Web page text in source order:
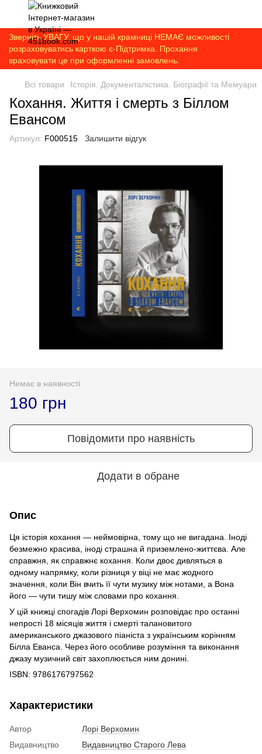
Зверніть УВАГУ, що у нашій крамниці НЕМАЄ можливості
розраховуватись карткою є-Підтримка. Прохання
враховувати це при оформленні замовлень.
Всі товари Історія. Документалістика. Біографії та Мемуари
Кохання. Життя і смерть з Біллом
Евансом
Артикул: F000515 Залишити відгук
Немає в наявності
180 грн
Повідомити про наявність
Додати в обране
Опис
Ця історія кохання — неймовірна, тому що не вигадана. Іноді
безмежно красива, іноді страшна й приземлено-життєва. Але
справжня, як справжнє кохання. Коли двоє дивляться в
одному напрямку, коли різниця у віці не має жодного
значення, коли Він вчить її чути музику між нотами, а Вона
його — чути тишу між словами про кохання.
У цій книжці спогадів Лорі Верхомин розповідає про останні
непрості 18 місяців життя і смерті талановитого
американського джазового піаніста з українським корінням
Білла Еванса. Через його особливе розуміння та виконання
джазу музичний світ захоплюється ним донині.
ISBN: 9786176797562
Характеристики
Автор
Лорі Верхомин
Видавництво
Видавництво Старого Лева